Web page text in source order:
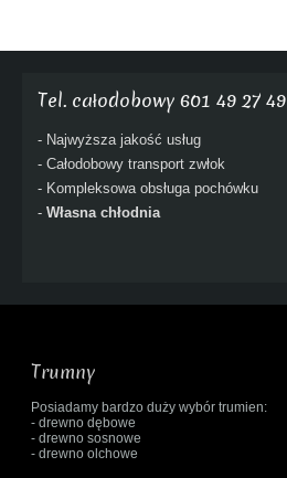
Tel. całodobowy 601 49 27 49
- Najwyższa jakość usług
- Całodobowy transport zwłok
- Kompleksowa obsługa pochówku
- Własna chłodnia
Trumny
Posiadamy bardzo duży wybór trumien:
- drewno dębowe
- drewno sosnowe
- drewno olchowe